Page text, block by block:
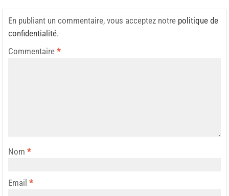
En publiant un commentaire, vous acceptez notre politique de
confidentialité.
Commentaire *
Nom *
Email *